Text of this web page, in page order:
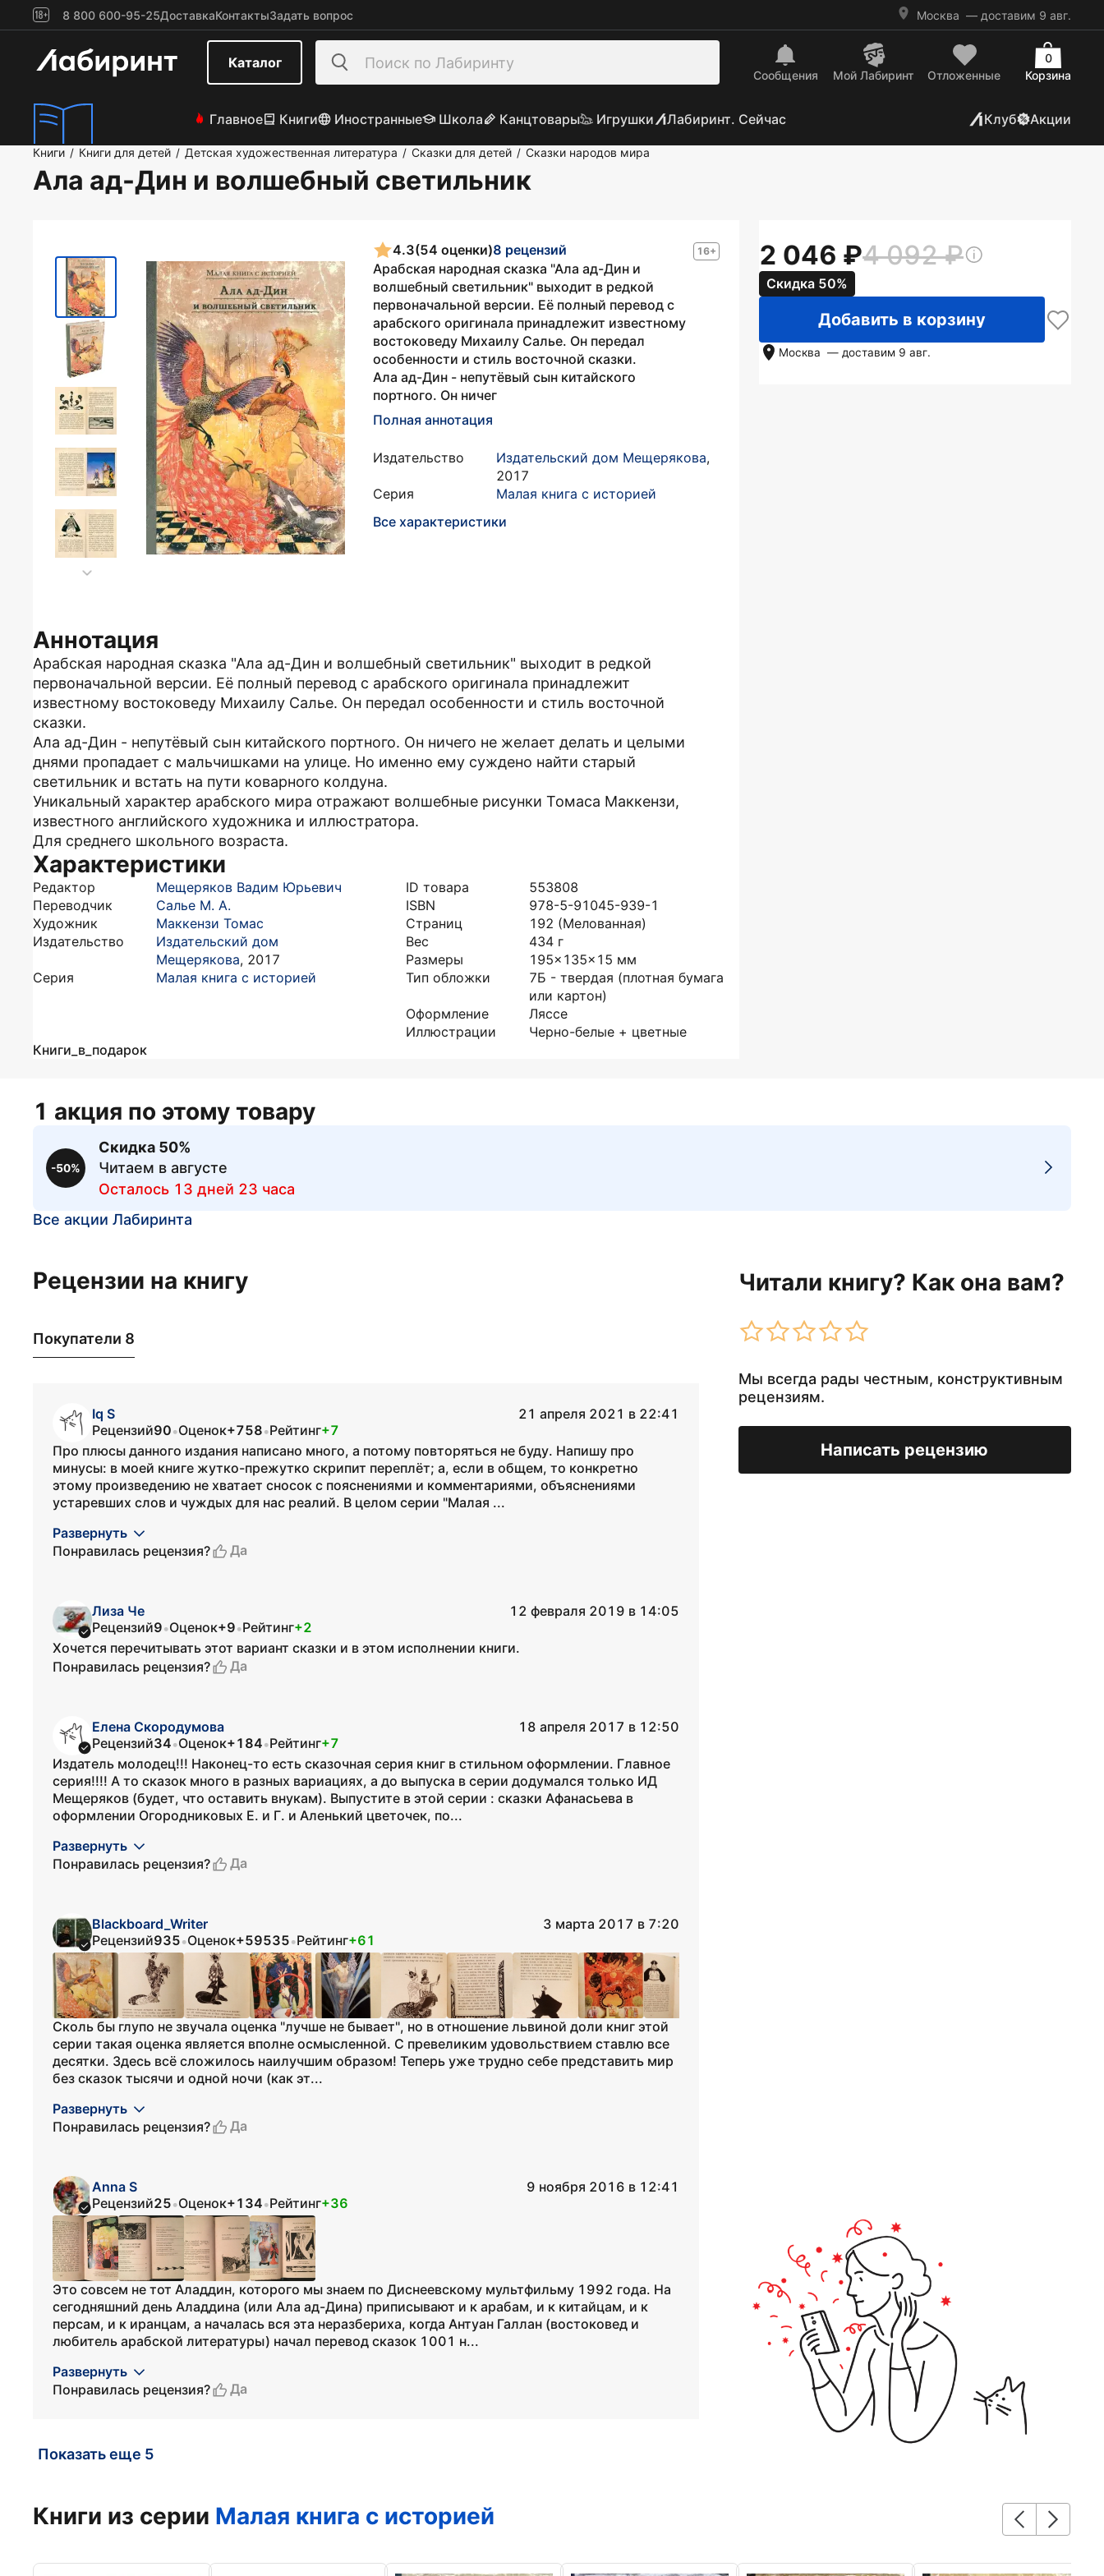
8 800 600-95-25ДоставкаКонтактыЗадать вопрос Москва — доставим 9 авг.
Каталог
Сообщения Mой Лабиринт Отложенные Корзина
0
Главное Книги Иностранные Школа Канцтовары Игрушки Лабиринт. Сейчас Клуб Акции
Книги / Книги для детей / Детская художественная литература / Сказки для детей / Сказки народов мира
Ала ад-Дин и волшебный светильник
16+
4.3(54 оценки)8 рецензий
Арабская народная сказка "Ала ад-Дин и
волшебный светильник" выходит в редкой
первоначальной версии. Её полный перевод с
арабского оригинала принадлежит известному
востоковеду Михаилу Салье. Он передал
особенности и стиль восточной сказки.
Ала ад-Дин - непутёвый сын китайского
портного. Он ничег
Полная аннотация
Издательство Издательский дом Мещерякова,
2017
Серия
Малая книга с историей
Все характеристики
Аннотация
Арабская народная сказка "Ала ад-Дин и волшебный светильник" выходит в редкой
первоначальной версии. Её полный перевод с арабского оригинала принадлежит
известному востоковеду Михаилу Салье. Он передал особенности и стиль восточной
сказки.
Ала ад-Дин - непутёвый сын китайского портного. Он ничего не желает делать и целыми
днями пропадает с мальчишками на улице. Но именно ему суждено найти старый
светильник и встать на пути коварного колдуна.
Уникальный характер арабского мира отражают волшебные рисунки Томаса Маккензи,
известного английского художника и иллюстратора.
Для среднего школьного возраста.
Характеристики
Редактор
Мещеряков Вадим Юрьевич
Переводчик
Салье М. А.
Художник
Маккензи Томас
Издательство
Издательский дом
Мещерякова, 2017
Серия
Малая книга с историей
ID товара
553808
ISBN
978-5-91045-939-1
Страниц
192 (Мелованная)
Вес
434 г
Размеры
195x135x15 мм
Тип обложки
7Б - твердая (плотная бумага
или картон)
Оформление
Ляссе
Иллюстрации
Черно-белые + цветные
Книги_в_подарок
2 046 4 092
Скидка 50%
Добавить в корзину
Москва — доставим 9 авг.
1 акция по этому товару
-50%
Скидка 50%
Читаем в августе
Осталось 13 дней 23 часа
Все акции Лабиринта
Рецензии на книгу Читали книгу? Как она вам?
Мы всегда рады честным, конструктивным
рецензиям.
Написать рецензию
Покупатели 8
Iq S
21 апреля 2021 в 22:41
Рецензий90•Оценок+758•Рейтинг+7
Про плюсы данного издания написано много, а потому повторяться не буду. Напишу про
минусы: в моей книге жутко-прежутко скрипит переплёт; а, если в общем, то конкретно
этому произведению не хватает сносок с пояснениями и комментариями, объяснениями
устаревших слов и чуждых для нас реалий. В целом серии "Малая ...
Развернуть
Понравилась рецензия?
Да
Лиза Че
12 февраля 2019 в 14:05
Рецензий9•Оценок+9•Рейтинг+2
Хочется перечитывать этот вариант сказки и в этом исполнении книги.
Понравилась рецензия?
Да
Елена Скородумова
18 апреля 2017 в 12:50
Рецензий34•Оценок+184•Рейтинг+7
Издатель молодец!!! Наконец-то есть сказочная серия книг в стильном оформлении. Главное
серия!!!! А то сказок много в разных вариациях, а до выпуска в серии додумался только ИД
Мещеряков (будет, что оставить внукам). Выпустите в этой серии : сказки Афанасьева в
оформлении Огородниковых Е. и Г. и Аленький цветочек, по...
Развернуть
Понравилась рецензия?
Да
Blackboard_Writer
3 марта 2017 в 7:20
Рецензий935•Оценок+59535•Рейтинг+61
Сколь бы глупо не звучала оценка "лучше не бывает", но в отношение львиной доли книг этой
серии такая оценка является вполне осмысленной. С превеликим удовольствием ставлю все
десятки. Здесь всё сложилось наилучшим образом! Теперь уже трудно себе представить мир
без сказок тысячи и одной ночи (как эт...
Развернуть
Понравилась рецензия?
Да
Anna S
9 ноября 2016 в 12:41
Рецензий25•Оценок+134•Рейтинг+36
Это совсем не тот Аладдин, которого мы знаем по Диснеевскому мультфильму 1992 года. На
сегодняшний день Аладдина (или Ала ад-Дина) приписывают и к арабам, и к китайцам, и к
персам, и к иранцам, а началась вся эта неразбериха, когда Антуан Галлан (востоковед и
любитель арабской литературы) начал перевод сказок 1001 н...
Развернуть
Понравилась рецензия?
Да
Показать еще 5
Книги из серии Малая книга с историей